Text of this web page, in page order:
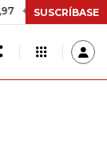
+2,19%
SUSCRÍBASE